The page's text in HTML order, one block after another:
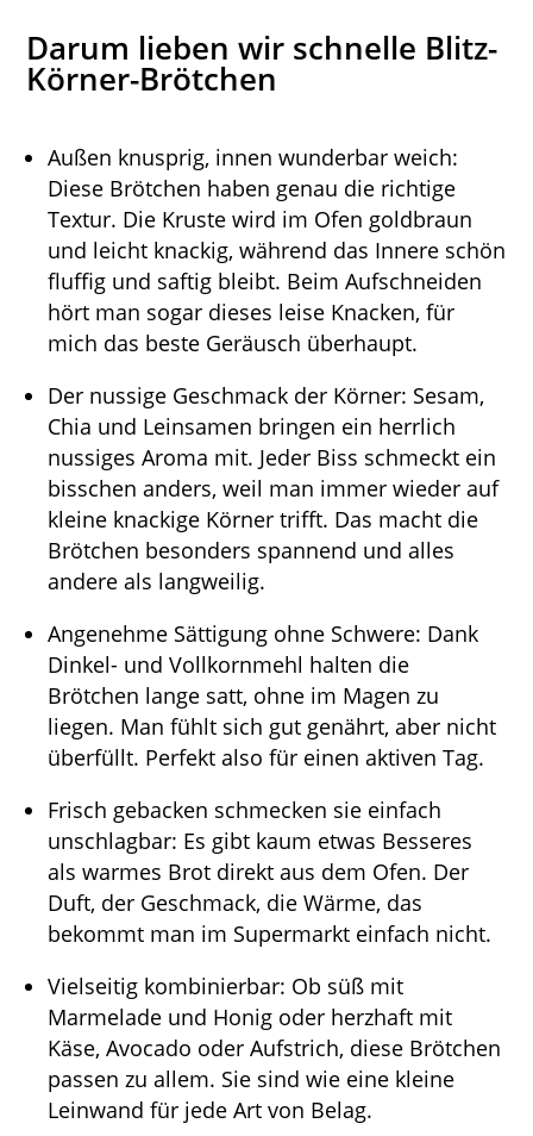
Darum lieben wir schnelle Blitz-
Körner-Brötchen
Außen knusprig, innen wunderbar weich:
Diese Brötchen haben genau die richtige
Textur. Die Kruste wird im Ofen goldbraun
und leicht knackig, während das Innere schön
fluffig und saftig bleibt. Beim Aufschneiden
hört man sogar dieses leise Knacken, für
mich das beste Geräusch überhaupt.
Der nussige Geschmack der Körner: Sesam,
Chia und Leinsamen bringen ein herrlich
nussiges Aroma mit. Jeder Biss schmeckt ein
bisschen anders, weil man immer wieder auf
kleine knackige Körner trifft. Das macht die
Brötchen besonders spannend und alles
andere als langweilig.
Angenehme Sättigung ohne Schwere: Dank
Dinkel- und Vollkornmehl halten die
Brötchen lange satt, ohne im Magen zu
liegen. Man fühlt sich gut genährt, aber nicht
überfüllt. Perfekt also für einen aktiven Tag.
Frisch gebacken schmecken sie einfach
unschlagbar: Es gibt kaum etwas Besseres
als warmes Brot direkt aus dem Ofen. Der
Duft, der Geschmack, die Wärme, das
bekommt man im Supermarkt einfach nicht.
Vielseitig kombinierbar: Ob süß mit
Marmelade und Honig oder herzhaft mit
Käse, Avocado oder Aufstrich, diese Brötchen
passen zu allem. Sie sind wie eine kleine
Leinwand für jede Art von Belag.